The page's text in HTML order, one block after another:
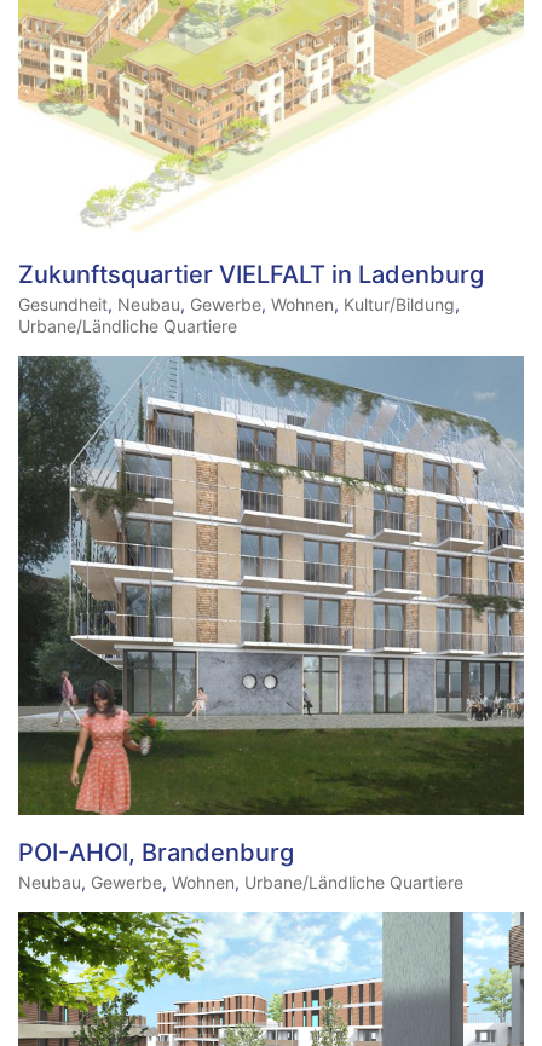
Zukunftsquartier VIELFALT in Ladenburg
Gesundheit, Neubau, Gewerbe, Wohnen, Kultur/Bildung,
Urbane/Ländliche Quartiere
POI-AHOI, Brandenburg
Neubau, Gewerbe, Wohnen, Urbane/Ländliche Quartiere